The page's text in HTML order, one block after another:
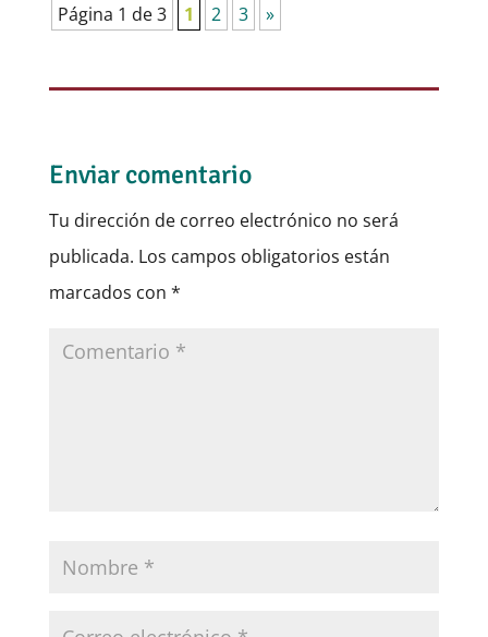
Página 1 de 3 1 2 3 »
Enviar comentario
Tu dirección de correo electrónico no será
publicada. Los campos obligatorios están
marcados con *